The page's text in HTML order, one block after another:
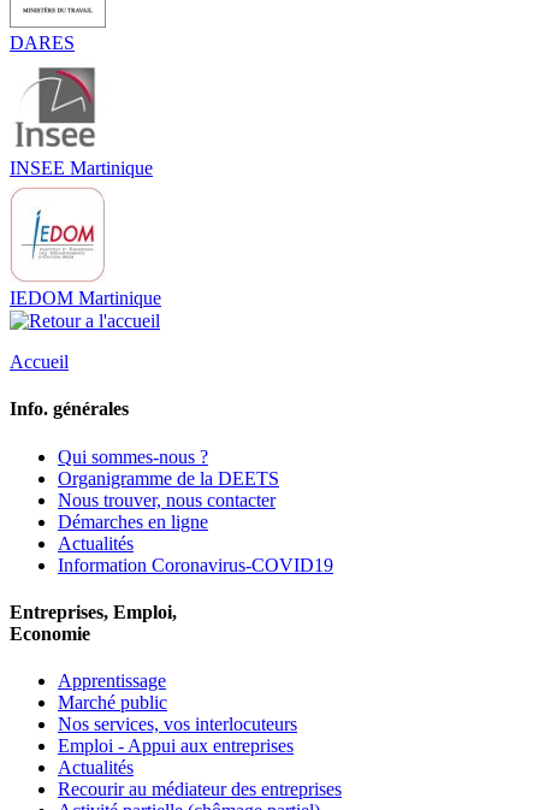
DARES
INSEE Martinique
IEDOM Martinique
Accueil
Info. générales
Qui sommes-nous ?
Organigramme de la DEETS
Nous trouver, nous contacter
Démarches en ligne
Actualités
Information Coronavirus-COVID19
Entreprises, Emploi,
Economie
Apprentissage
Marché public
Nos services, vos interlocuteurs
Emploi - Appui aux entreprises
Actualités
Recourir au médiateur des entreprises